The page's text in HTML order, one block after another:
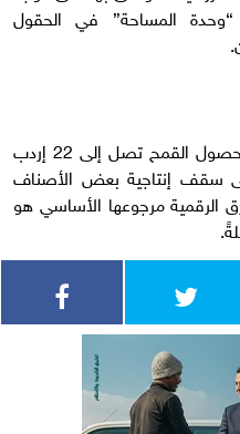
المساحة” في الحقول
جدير بالذكر أن متوسطات إنتاجية محصول القمح تصل إلى 22 إردب
سقف إنتاجية بعض الأصناف
الرقمية مرجوعها الأساسي هو